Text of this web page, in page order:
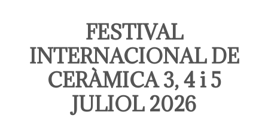
FESTIVAL
INTERNACIONAL DE
CERÀMICA 3, 4 i 5
JULIOL 2026